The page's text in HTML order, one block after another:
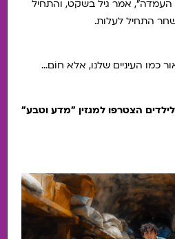
אמר גיל בשקט, והתחיל
התחיל לעלות.
כמו העיניים שלנו, אלא חוֹם…
הצטרפו למגזין "מדע וטבע"